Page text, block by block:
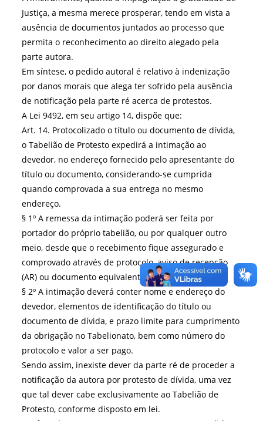
Justiça, a mesma merece prosperar, tendo em vista a
ausência de documentos juntados ao processo que
permita o reconhecimento ao direito alegado pela
parte autora.
Em síntese, o pedido autoral é relativo à indenização
por danos morais que alega ter sofrido pela ausência
de notificação pela parte ré acerca de protestos.
A Lei 9492, em seu artigo 14, dispõe que:
Art. 14. Protocolizado o título ou documento de dívida,
o Tabelião de Protesto expedirá a intimação ao
devedor, no endereço fornecido pelo apresentante do
título ou documento, considerando-se cumprida
quando comprovada a sua entrega no mesmo
endereço.
§ 1º A remessa da intimação poderá ser feita por
portador do próprio tabelião, ou por qualquer outro
meio, desde que o recebimento fique assegurado e
comprovado através de protocolo, aviso de recepção
(AR) ou documento equivalente.
§ 2º A intimação deverá conter nome e endereço do
devedor, elementos de identificação do título ou
documento de dívida, e prazo limite para cumprimento
da obrigação no Tabelionato, bem como número do
protocolo e valor a ser pago.
Sendo assim, inexiste dever da parte ré de proceder a
notificação da autora por protesto de dívida, uma vez
que tal dever cabe exclusivamente ao Tabelião de
Protesto, conforme disposto em lei.